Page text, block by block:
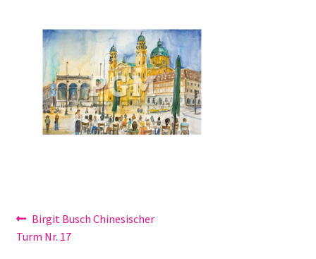
Galerie
Kontakt
✆ Service-Telefon 089 / 2323700
Beitragsnavigation
Vorheriger
Beitrag:
Birgit Busch Chinesischer
Turm Nr. 17